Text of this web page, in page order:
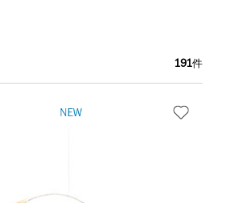
191件